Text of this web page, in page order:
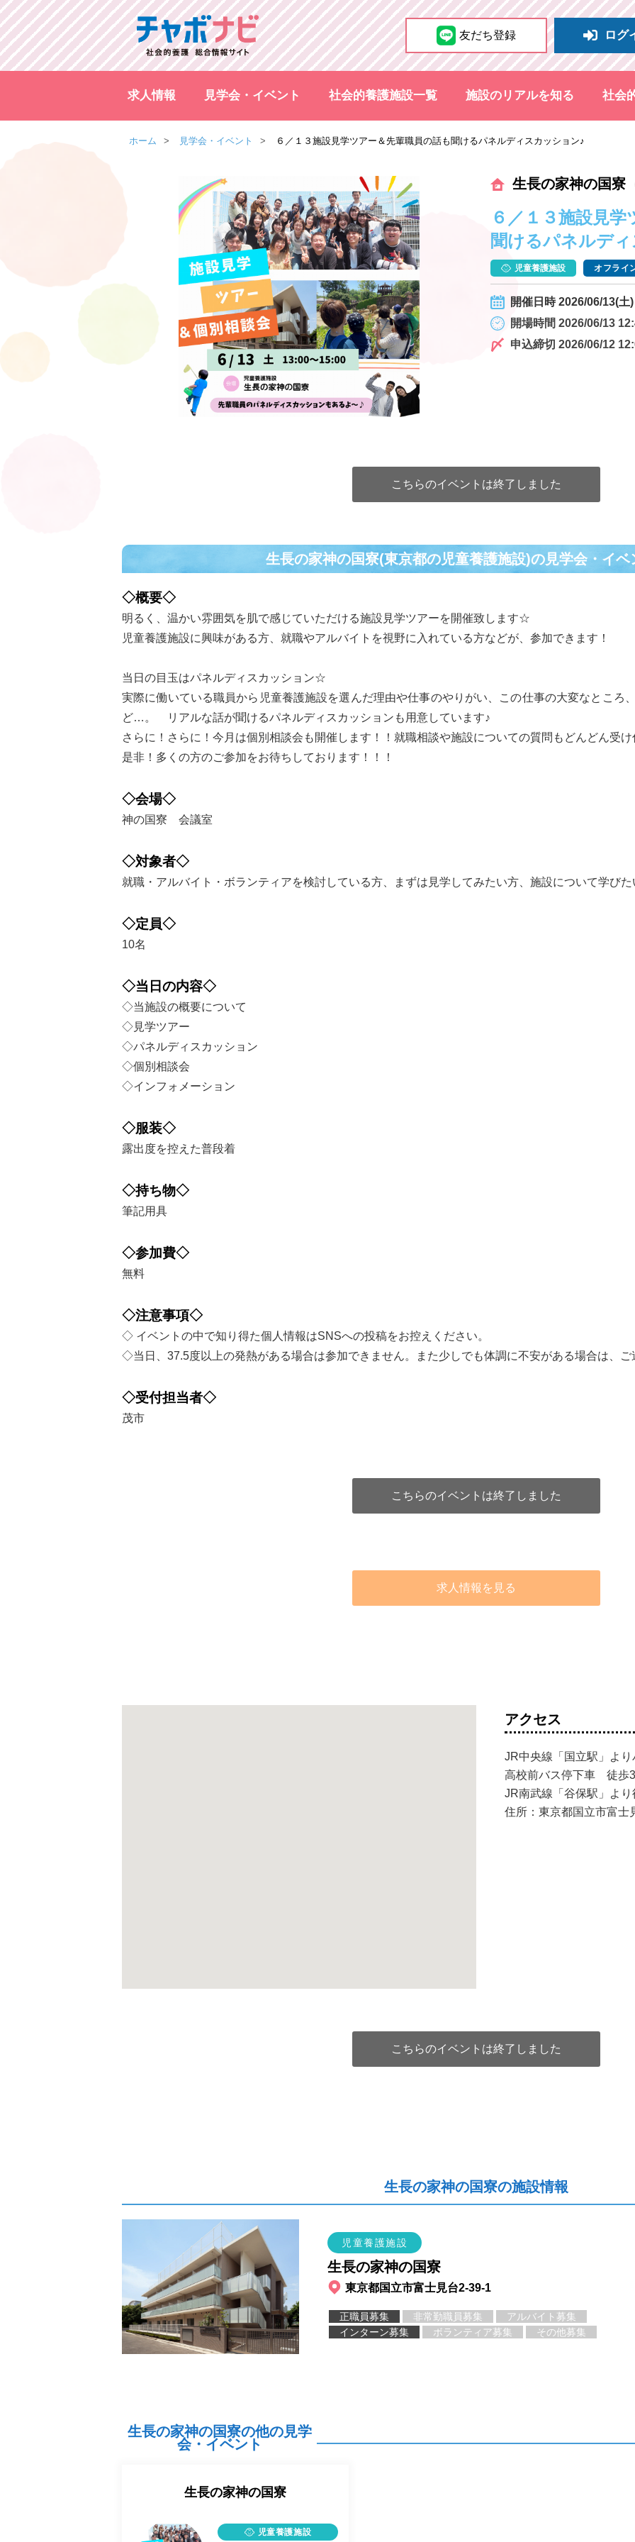
友だち登録 ログ
求人情報 見学会・イベント 社会的養護施設一覧 施設のリアルを知る 社会
ホーム 見学会・イベント ６／１３施設見学ツアー＆先輩職員の話も聞けるパネルディスカッション♪
生長の家神の国寮
６／１３施設見
聞けるパネルデ
児童養護施設 オフライ
開催日時 2026/06/13(土
開場時間 2026/06/13
申込締切 2026/06/12
こちらのイベントは終了しました
生長の家神の国寮(東京都の児童養護施設)の⾒学会・イベ
◇概要◇
明るく、温かい雰囲気を肌で感じていただける施設見学ツアーを開催致します☆
児童養護施設に興味がある方、就職やアルバイトを視野に入れている方などが、参加できます！
当日の目玉はパネルディスカッション☆
実際に働いている職員から児童養護施設を選んだ理由や仕事のやりがい、この仕事の大変なところ
ど…。 リアルな話が聞けるパネルディスカッションも用意しています♪
さらに！さらに！今月は個別相談会も開催します！！就職相談や施設についての質問もどんどん受
是非！多くの方のご参加をお待ちしております！！！
◇会場◇
神の国寮 会議室
◇対象者◇
就職・アルバイト・ボランティアを検討している方、まずは見学してみたい方、施設について学び
◇定員◇
10名
◇当日の内容◇
◇当施設の概要について
◇見学ツアー
◇パネルディスカッション
◇個別相談会
◇インフォメーション
◇服装◇
露出度を控えた普段着
◇持ち物◇
筆記用具
◇参加費◇
無料
◇注意事項◇
◇ イベントの中で知り得た個人情報はSNSへの投稿をお控えください。
◇当日、37.5度以上の発熱がある場合は参加できません。また少しでも体調に不安がある場合は、ご
◇受付担当者◇
茂市
こちらのイベントは終了しました
求人情報を見る
アクセス
JR中央線「国立駅」よ
高校前バス停下車 徒歩
JR南武線「谷保駅」より
住所：東京都国立市富士
こちらのイベントは終了しました
生長の家神の国寮の施設情報
児童養護施設
生長の家神の国寮
東京都国立市富士見台2-39-1
正職員募集 非常勤職員募集
アルバイト募集
インターン募集
ボランティア募集 その他募集
生長の家神の国寮の他の見学
会・イベント
生長の家神の国寮
児童養護施設